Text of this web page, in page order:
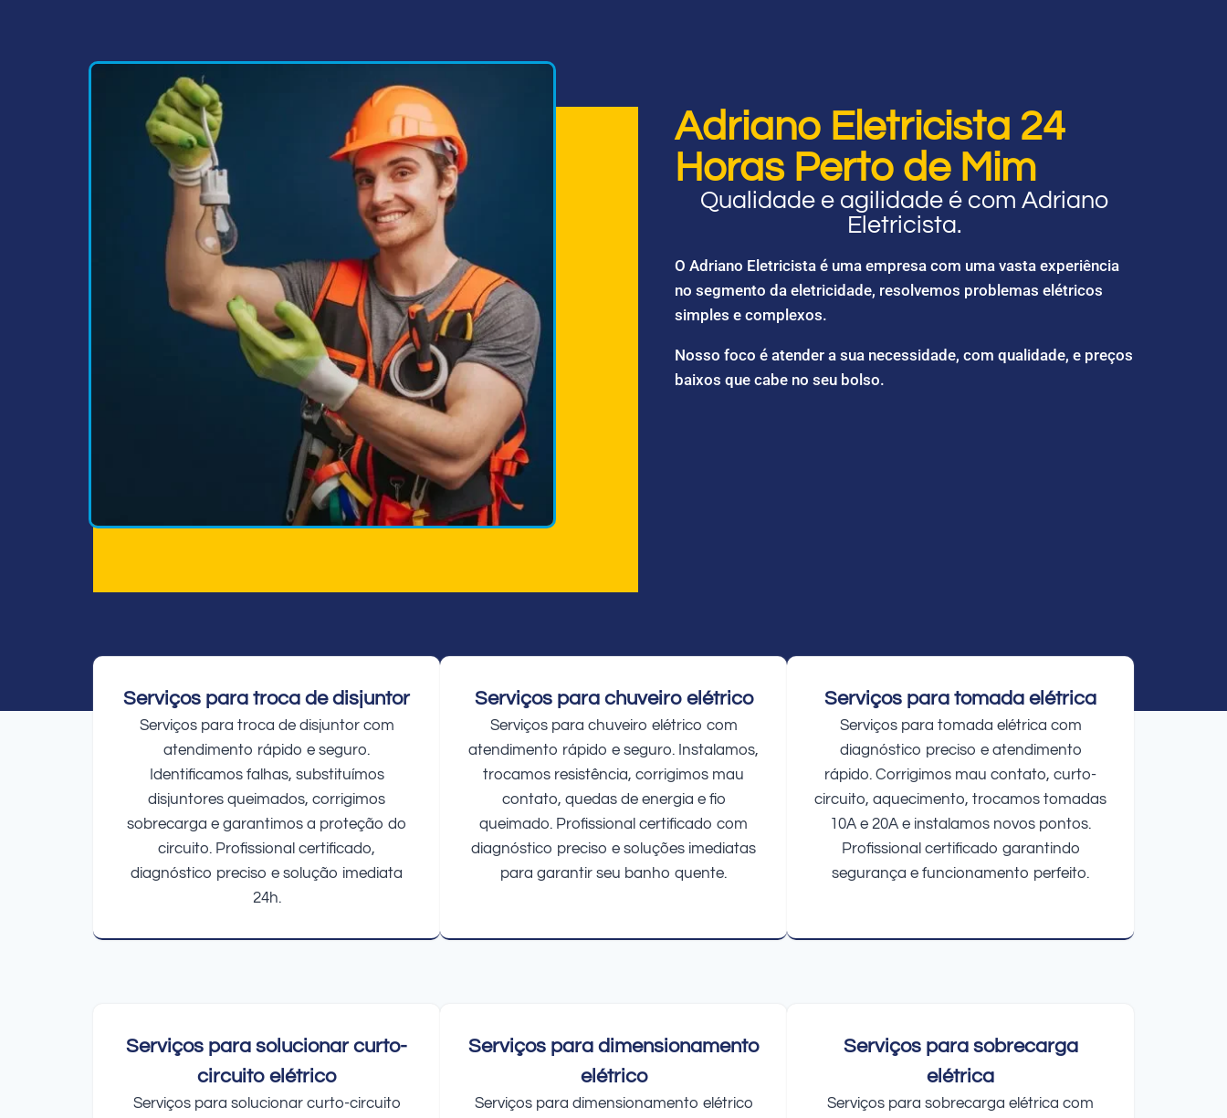
Adriano Eletricista 24
Horas Perto de Mim
Qualidade e agilidade é com Adriano
Eletricista.
O Adriano Eletricista é uma empresa com uma vasta experiência
no segmento da eletricidade, resolvemos problemas elétricos
simples e complexos.
Nosso foco é atender a sua necessidade, com qualidade, e preços
baixos que cabe no seu bolso.
Serviços para troca de disjuntor
Serviços para troca de disjuntor com
atendimento rápido e seguro.
Identificamos falhas, substituímos
disjuntores queimados, corrigimos
sobrecarga e garantimos a proteção do
circuito. Profissional certificado,
diagnóstico preciso e solução imediata
24h.
Serviços para chuveiro elétrico
Serviços para chuveiro elétrico com
atendimento rápido e seguro. Instalamos,
trocamos resistência, corrigimos mau
contato, quedas de energia e fio
queimado. Profissional certificado com
diagnóstico preciso e soluções imediatas
para garantir seu banho quente.
Serviços para tomada elétrica
Serviços para tomada elétrica com
diagnóstico preciso e atendimento
rápido. Corrigimos mau contato, curto-
circuito, aquecimento, trocamos tomadas
10A e 20A e instalamos novos pontos.
Profissional certificado garantindo
segurança e funcionamento perfeito.
Serviços para solucionar curto-
circuito elétrico
Serviços para solucionar curto-circuito
Serviços para dimensionamento
elétrico
Serviços para dimensionamento elétrico
Serviços para sobrecarga
elétrica
Serviços para sobrecarga elétrica com